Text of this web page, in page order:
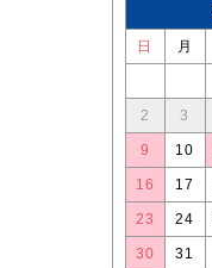
日 月
2 3
9 10
16 17
23 24
30 31